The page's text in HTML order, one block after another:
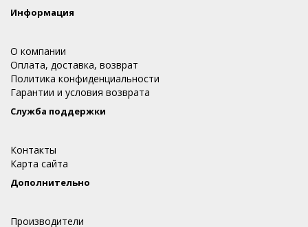
Информация
О компании
Оплата, доставка, возврат
Политика конфиденциальности
Гарантии и условия возврата
Служба поддержки
Контакты
Карта сайта
Дополнительно
Производители